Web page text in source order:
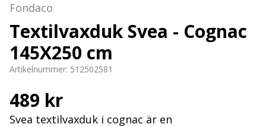
Fondaco
Textilvaxduk Svea - Cognac
145X250 cm
Artikelnummer: 512502581
489 kr
Svea textilvaxduk i cognac är en